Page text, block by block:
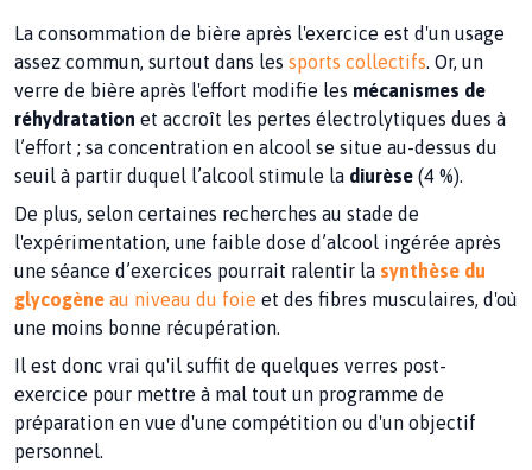
La consommation de bière après l'exercice est d'un usage
assez commun, surtout dans les sports collectifs. Or, un
verre de bière après l'effort modifie les mécanismes de
réhydratation et accroît les pertes électrolytiques dues à
l’effort ; sa concentration en alcool se situe au-dessus du
seuil à partir duquel l’alcool stimule la diurèse (4 %).
De plus, selon certaines recherches au stade de
l'expérimentation, une faible dose d’alcool ingérée après
une séance d’exercices pourrait ralentir la synthèse du
glycogène au niveau du foie et des fibres musculaires, d'où
une moins bonne récupération.
Il est donc vrai qu'il suffit de quelques verres post-
exercice pour mettre à mal tout un programme de
préparation en vue d'une compétition ou d'un objectif
personnel.